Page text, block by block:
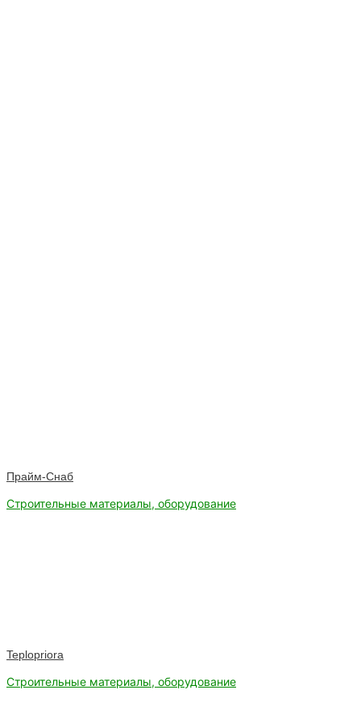
Прайм-Снаб
Строительные материалы, оборудование
Teplopriora
Строительные материалы, оборудование